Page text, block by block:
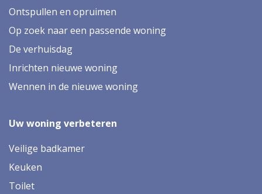
Ontspullen en opruimen
Op zoek naar een passende woning
De verhuisdag
Inrichten nieuwe woning
Wennen in de nieuwe woning
Uw woning verbeteren
Veilige badkamer
Keuken
Toilet